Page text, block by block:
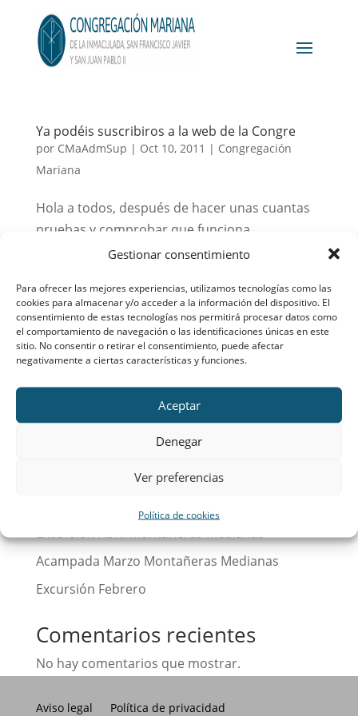
Gestionar consentimiento
Para ofrecer las mejores experiencias, utilizamos tecnologías como las
cookies para almacenar y/o acceder a la información del dispositivo. El
consentimiento de estas tecnologías nos permitirá procesar datos como
el comportamiento de navegación o las identificaciones únicas en este
sitio. No consentir o retirar el consentimiento, puede afectar
negativamente a ciertas características y funciones.
Aceptar
Denegar
Ver preferencias
Política de cookies
Ya podéis suscribiros a la web de la Congre
por CMaAdmSup | Oct 10, 2011 | Congregación
Mariana
Hola a todos, después de hacer unas cuantas
pruebas y comprobar que funciona
correctamente, os podemos decir que podéis
publiquemos alguna noticia o novedad os
lleguen ese mismo día a vuestros correos
electrónicos. Para...
Entradas recientes
Excursión Abril Montañeras Medianas
Acampada Marzo Montañeras Medianas
Excursión Febrero
Comentarios recientes
No hay comentarios que mostrar.
Aviso legal Política de privacidad